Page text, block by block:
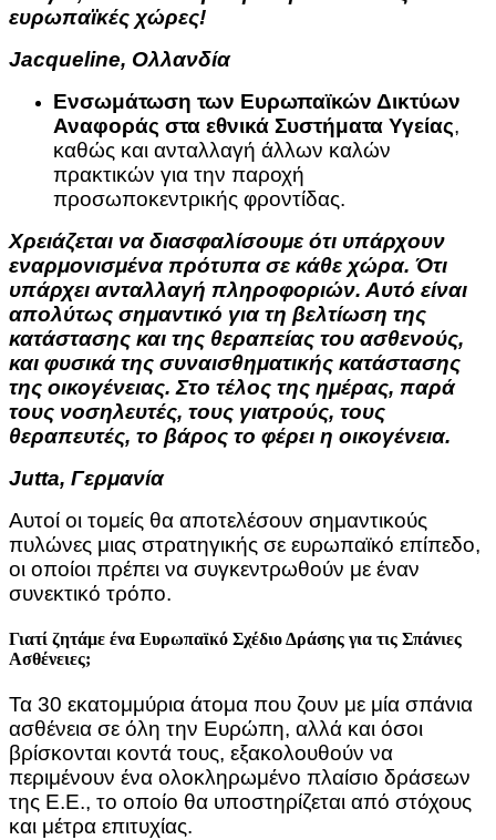
ευρωπαϊκές χώρες!
Jacqueline, Ολλανδία
Ενσωμάτωση των Ευρωπαϊκών Δικτύων
Αναφοράς στα εθνικά Συστήματα Υγείας,
καθώς και ανταλλαγή άλλων καλών
πρακτικών για την παροχή
προσωποκεντρικής φροντίδας.
Χρειάζεται να διασφαλίσουμε ότι υπάρχουν
εναρμονισμένα πρότυπα σε κάθε χώρα. Ότι
υπάρχει ανταλλαγή πληροφοριών. Αυτό είναι
απολύτως σημαντικό για τη βελτίωση της
κατάστασης και της θεραπείας του ασθενούς,
και φυσικά της συναισθηματικής κατάστασης
της οικογένειας. Στο τέλος της ημέρας, παρά
τους νοσηλευτές, τους γιατρούς, τους
θεραπευτές, το βάρος το φέρει η οικογένεια.
Jutta, Γερμανία
Αυτοί οι τομείς θα αποτελέσουν σημαντικούς
πυλώνες μιας στρατηγικής σε ευρωπαϊκό επίπεδο,
οι οποίοι πρέπει να συγκεντρωθούν με έναν
συνεκτικό τρόπο.
Γιατί ζητάμε ένα Ευρωπαϊκό Σχέδιο Δράσης για τις Σπάνιες
Ασθένειες;
Τα 30 εκατομμύρια άτομα που ζουν με μία σπάνια
ασθένεια σε όλη την Ευρώπη, αλλά και όσοι
βρίσκονται κοντά τους, εξακολουθούν να
περιμένουν ένα ολοκληρωμένο πλαίσιο δράσεων
της Ε.Ε., το οποίο θα υποστηρίζεται από στόχους
και μέτρα επιτυχίας.